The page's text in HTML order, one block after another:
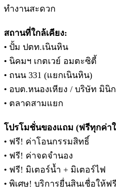
ทำงานสะดวก
สถานที่ใกล้เคียง:
• ปั้ม ปตท.เนินหิน
• นิคมฯ เกตเวย์ อมตะซิตี้
• ถนน 331 (แยกเนินหิน)
• อบต.หนองเหียง / บริษัท มินิ
• ตลาดสามแยก
โปรโมชั่นของแถม (ฟรีทุกค่า
• ฟรี! ค่าโอนกรรมสิทธิ์
• ฟรี! ค่าจดจำนอง
• ฟรี! มิเตอร์น้ำ + มิเตอร์ไฟ
• พิเศษ! บริการยื่นสินเชื่อให้